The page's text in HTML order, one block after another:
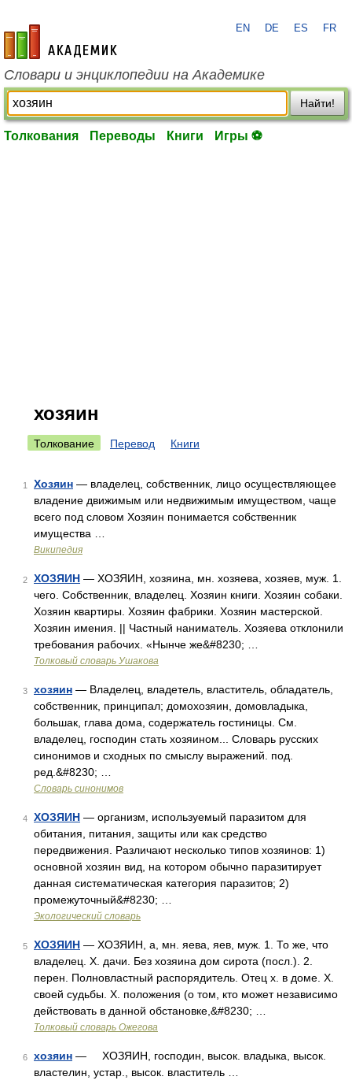
academic.ru
EN DE ES FR
Словари и энциклопедии на Академике
Найти!
Толкования Переводы Книги Игры ⚽
хозяин
Толкование Перевод Книги
1 Хозяин — владелец, собственник, лицо осуществляющее
владение движимым или недвижимым имуществом, чаще
всего под словом Хозяин понимается собственник
имущества …
Википедия
2 ХОЗЯИН — ХОЗЯИН, хозяина, мн. хозяева, хозяев, муж. 1.
чего. Собственник, владелец. Хозяин книги. Хозяин собаки.
Хозяин квартиры. Хозяин фабрики. Хозяин мастерской.
Хозяин имения. || Частный наниматель. Хозяева отклонили
требования рабочих. «Нынче же&#8230; …
Толковый словарь Ушакова
3 хозяин — Владелец, владетель, властитель, обладатель,
собственник, принципал; домохозяин, домовладыка,
большак, глава дома, содержатель гостиницы. См.
владелец, господин стать хозяином... Словарь русских
синонимов и сходных по смыслу выражений. под.
ред.&#8230; …
Словарь синонимов
4 ХОЗЯИН — организм, используемый паразитом для
обитания, питания, защиты или как средство
передвижения. Различают несколько типов хозяинов: 1)
основной хозяин вид, на котором обычно паразитирует
данная систематическая категория паразитов; 2)
промежуточный&#8230; …
Экологический словарь
5 ХОЗЯИН — ХОЗЯИН, а, мн. яева, яев, муж. 1. То же, что
владелец. Х. дачи. Без хозяина дом сирота (посл.). 2.
перен. Полновластный распорядитель. Отец х. в доме. Х.
своей судьбы. Х. положения (о том, кто может независимо
действовать в данной обстановке,&#8230; …
Толковый словарь Ожегова
6 хозяин — ХОЗЯИН, господин, высок. владыка, высок.
властелин, устар., высок. властитель …